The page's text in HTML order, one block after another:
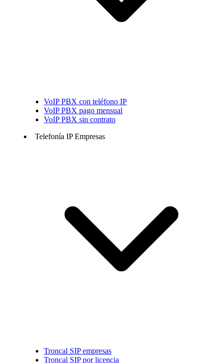
VoIP PBX con teléfono IP
VoIP PBX pago mensual
VoIP PBX sin contrato
Telefonía IP Empresas
Troncal SIP empresas
Troncal SIP por licencia